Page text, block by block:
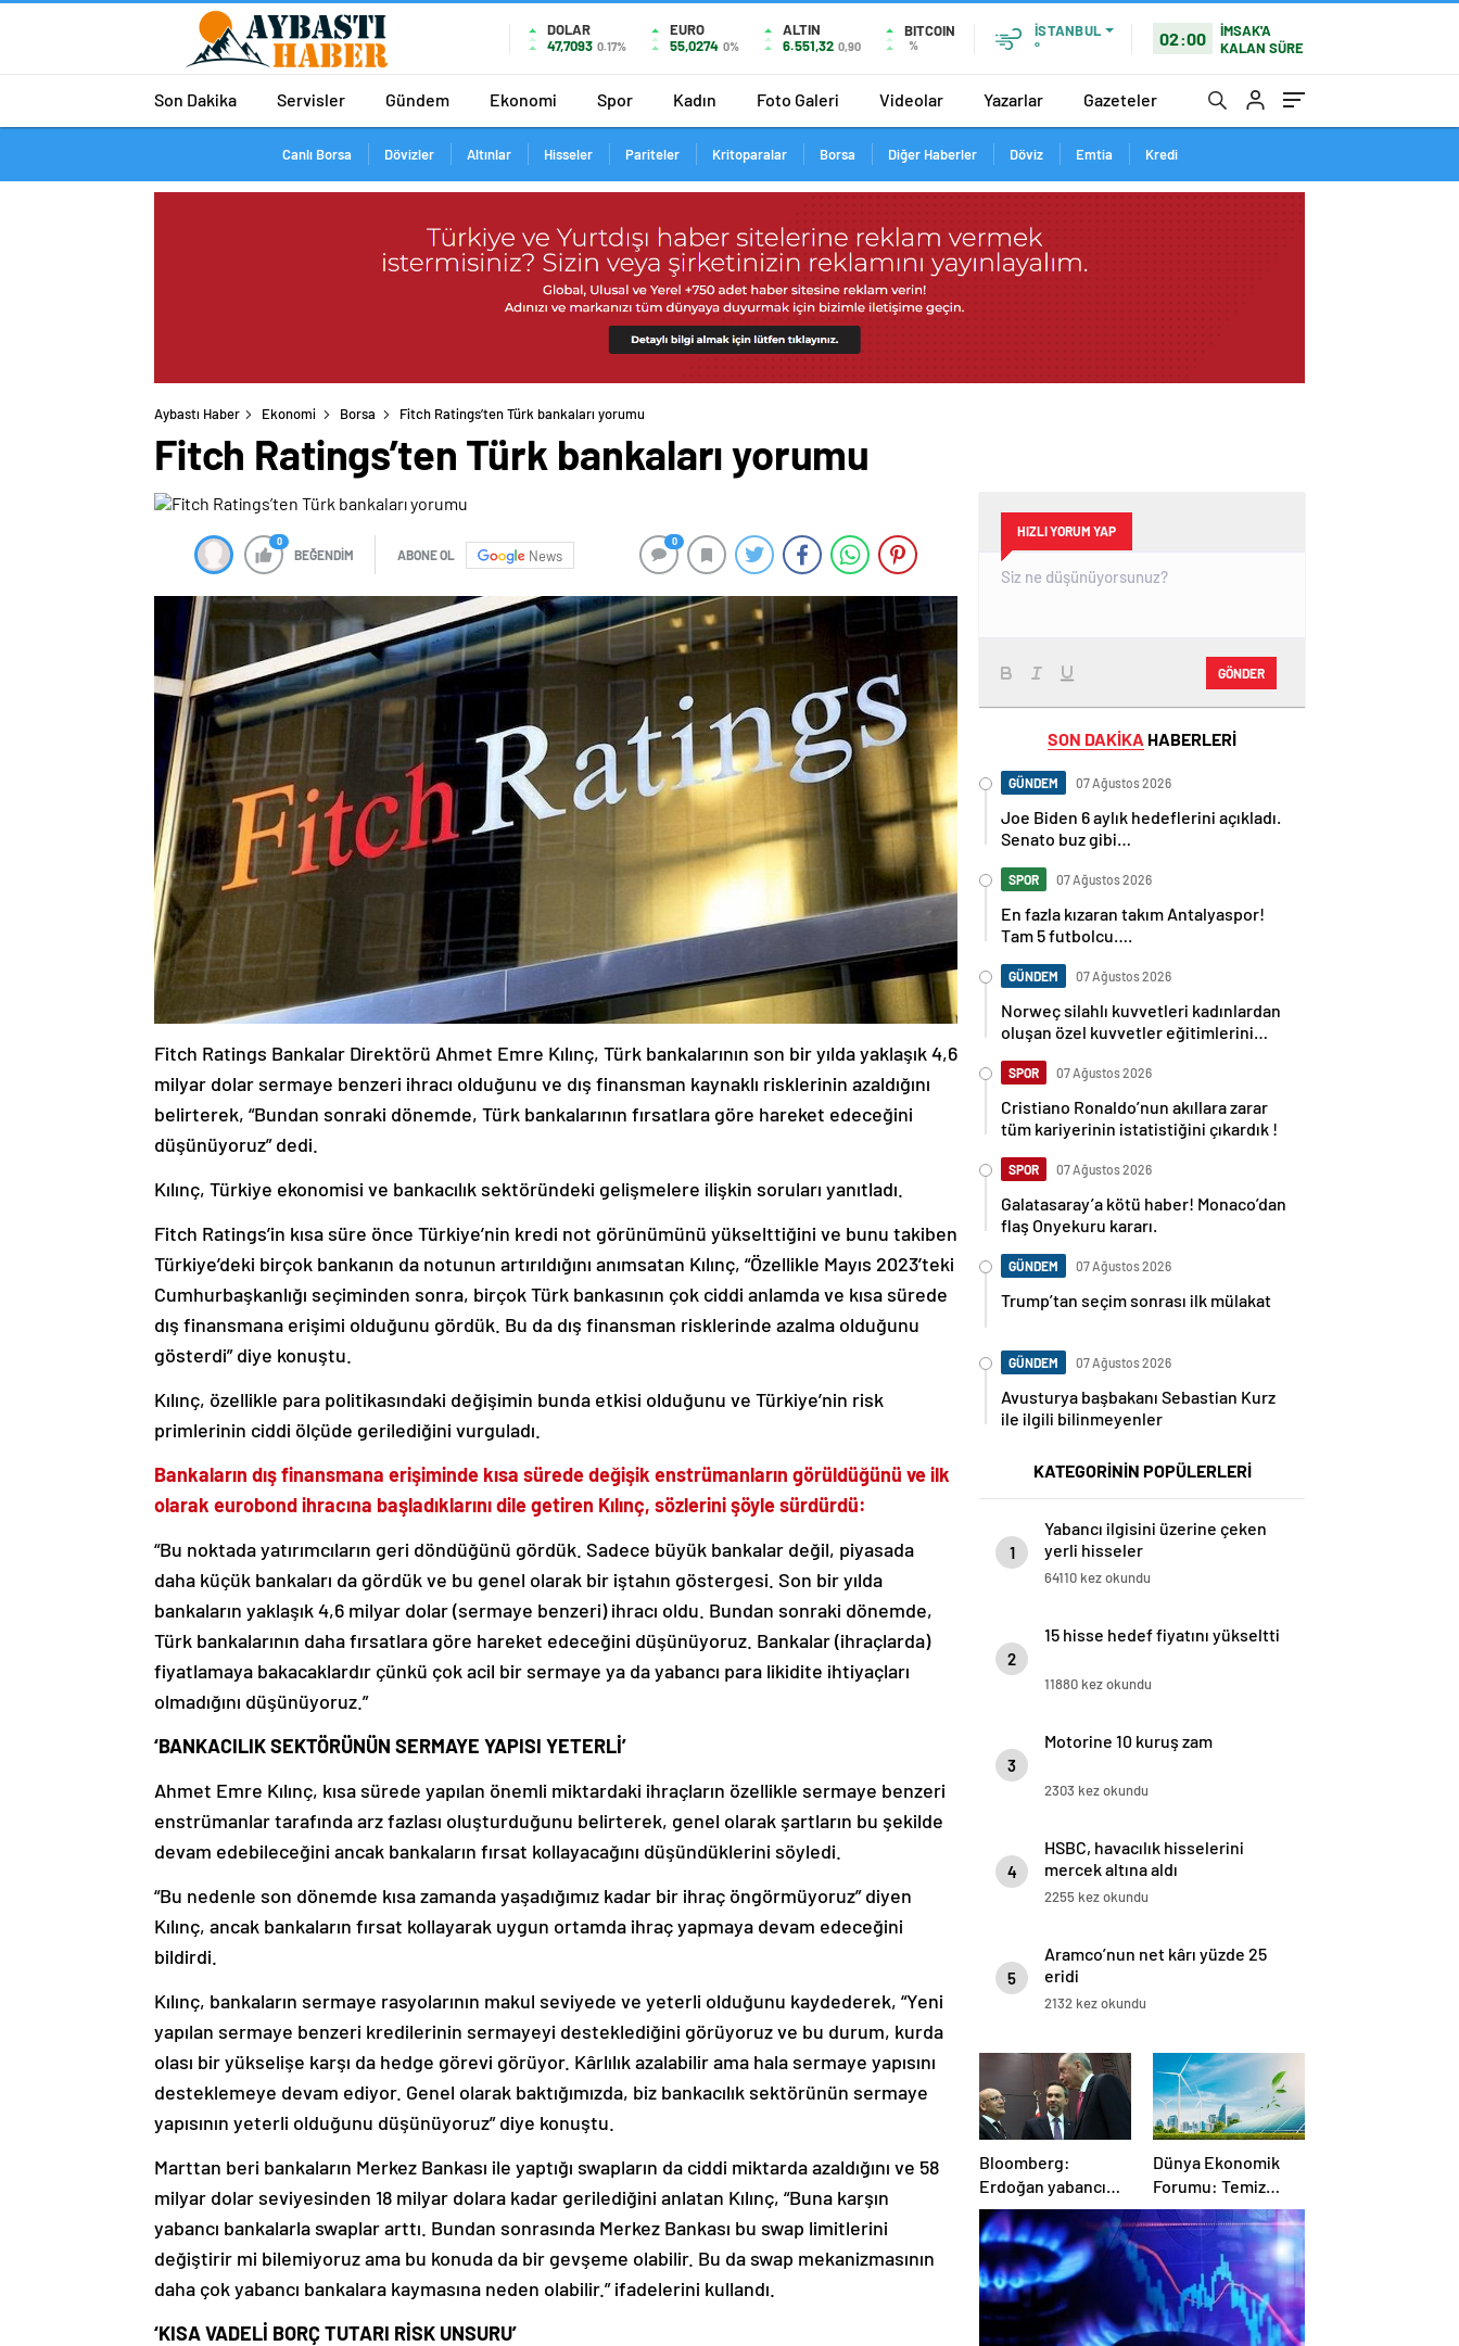
DOLAR
47,7093 0.17%
EURO
55,0274 0%
ALTIN
6.551,32 0,90
BITCOIN
%
İSTANBUL
°
02:00
İMSAK'A
KALAN SÜRE
Son Dakika Servisler Gündem Ekonomi Spor Kadın Foto Galeri Videolar Yazarlar Gazeteler
Canlı Borsa Dövizler Altınlar Hisseler Pariteler Kritoparalar Borsa Diğer Haberler Döviz Emtia Kredi
Aybastı Haber Ekonomi Borsa Fitch Ratings’ten Türk bankaları yorumu
Fitch Ratings’ten Türk bankaları yorumu
0
BEĞENDİM ABONE OL News
0
Fitch Ratings Bankalar Direktörü Ahmet Emre Kılınç, Türk bankalarının son bir yılda yaklaşık 4,6
milyar dolar sermaye benzeri ihracı olduğunu ve dış finansman kaynaklı risklerinin azaldığını
belirterek, “Bundan sonraki dönemde, Türk bankalarının fırsatlara göre hareket edeceğini
düşünüyoruz” dedi.
Kılınç, Türkiye ekonomisi ve bankacılık sektöründeki gelişmelere ilişkin soruları yanıtladı.
Fitch Ratings’in kısa süre önce Türkiye’nin kredi not görünümünü yükselttiğini ve bunu takiben
Türkiye’deki birçok bankanın da notunun artırıldığını anımsatan Kılınç, “Özellikle Mayıs 2023’teki
Cumhurbaşkanlığı seçiminden sonra, birçok Türk bankasının çok ciddi anlamda ve kısa sürede
dış finansmana erişimi olduğunu gördük. Bu da dış finansman risklerinde azalma olduğunu
gösterdi” diye konuştu.
Kılınç, özellikle para politikasındaki değişimin bunda etkisi olduğunu ve Türkiye’nin risk
primlerinin ciddi ölçüde gerilediğini vurguladı.
Bankaların dış finansmana erişiminde kısa sürede değişik enstrümanların görüldüğünü ve ilk
olarak eurobond ihracına başladıklarını dile getiren Kılınç, sözlerini şöyle sürdürdü:
“Bu noktada yatırımcıların geri döndüğünü gördük. Sadece büyük bankalar değil, piyasada
daha küçük bankaları da gördük ve bu genel olarak bir iştahın göstergesi. Son bir yılda
bankaların yaklaşık 4,6 milyar dolar (sermaye benzeri) ihracı oldu. Bundan sonraki dönemde,
Türk bankalarının daha fırsatlara göre hareket edeceğini düşünüyoruz. Bankalar (ihraçlarda)
fiyatlamaya bakacaklardır çünkü çok acil bir sermaye ya da yabancı para likidite ihtiyaçları
olmadığını düşünüyoruz.”
‘BANKACILIK SEKTÖRÜNÜN SERMAYE YAPISI YETERLİ’
Ahmet Emre Kılınç, kısa sürede yapılan önemli miktardaki ihraçların özellikle sermaye benzeri
enstrümanlar tarafında arz fazlası oluşturduğunu belirterek, genel olarak şartların bu şekilde
devam edebileceğini ancak bankaların fırsat kollayacağını düşündüklerini söyledi.
“Bu nedenle son dönemde kısa zamanda yaşadığımız kadar bir ihraç öngörmüyoruz” diyen
Kılınç, ancak bankaların fırsat kollayarak uygun ortamda ihraç yapmaya devam edeceğini
bildirdi.
Kılınç, bankaların sermaye rasyolarının makul seviyede ve yeterli olduğunu kaydederek, “Yeni
yapılan sermaye benzeri kredilerinin sermayeyi desteklediğini görüyoruz ve bu durum, kurda
olası bir yükselişe karşı da hedge görevi görüyor. Kârlılık azalabilir ama hala sermaye yapısını
desteklemeye devam ediyor. Genel olarak baktığımızda, biz bankacılık sektörünün sermaye
yapısının yeterli olduğunu düşünüyoruz” diye konuştu.
Marttan beri bankaların Merkez Bankası ile yaptığı swapların da ciddi miktarda azaldığını ve 58
milyar dolar seviyesinden 18 milyar dolara kadar gerilediğini anlatan Kılınç, “Buna karşın
yabancı bankalarla swaplar arttı. Bundan sonrasında Merkez Bankası bu swap limitlerini
değiştirir mi bilemiyoruz ama bu konuda da bir gevşeme olabilir. Bu da swap mekanizmasının
daha çok yabancı bankalara kaymasına neden olabilir.” ifadelerini kullandı.
‘KISA VADELİ BORÇ TUTARI RİSK UNSURU’
HIZLI YORUM YAP
GÖNDER
SON DAKİKA HABERLERİ
GÜNDEM 07 Ağustos 2026
Joe Biden 6 aylık hedeflerini açıkladı.
Senato buz gibi…
SPOR 07 Ağustos 2026
En fazla kızaran takım Antalyaspor!
Tam 5 futbolcu….
GÜNDEM 07 Ağustos 2026
Norweç silahlı kuvvetleri kadınlardan
oluşan özel kuvvetler eğitimlerini
SPOR 07 Ağustos 2026
Cristiano Ronaldo’nun akıllara zarar
tüm kariyerinin istatistiğini çıkardık !
SPOR 07 Ağustos 2026
Galatasaray’a kötü haber! Monaco’dan
flaş Onyekuru kararı.
GÜNDEM 07 Ağustos 2026
Trump’tan seçim sonrası ilk mülakat
GÜNDEM 07 Ağustos 2026
Avusturya başbakanı Sebastian Kurz
ile ilgili bilinmeyenler
KATEGORİNİN POPÜLERLERİ
1
Yabancı ilgisini üzerine çeken
yerli hisseler
64110 kez okundu
2
15 hisse hedef fiyatını yükseltti
11880 kez okundu
3
Motorine 10 kuruş zam
2303 kez okundu
4
HSBC, havacılık hisselerini
mercek altına aldı
2255 kez okundu
5
Aramco’nun net kârı yüzde 25
eridi
2132 kez okundu
Bloomberg:
Erdoğan yabancı
yatırımcıları kazandı
ama bedelini
Türkler ödedi
Dünya Ekonomik
Forumu: Temiz
enerji dönüşümü
yavaşlıyor